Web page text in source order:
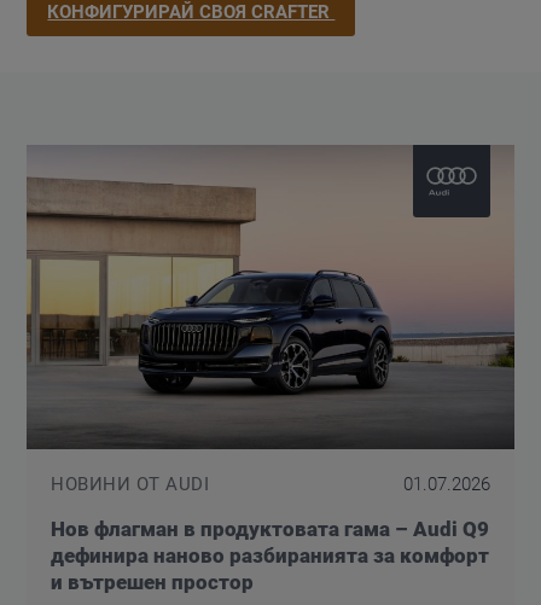
КОНФИГУРИРАЙ СВОЯ CRAFTER
НОВИНИ ОТ AUDI 01.07.2026
Нов флагман в продуктовата гама – Audi Q9
дефинира наново разбиранията за комфорт
и вътрешен простор